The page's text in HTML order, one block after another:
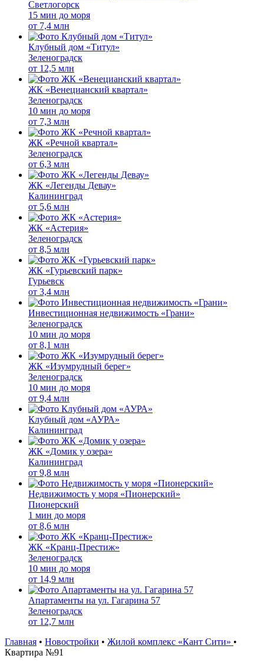
Светлогорск
15 мин до моря
от 7,4 млн
Клубный дом «Титул»
Зеленоградск
от 12,5 млн
ЖК «Венецианский квартал»
Зеленоградск
10 мин до моря
от 7,3 млн
ЖК «Речной квартал»
Зеленоградск
от 6,3 млн
ЖК «Легенды Девау»
Калининград
от 5,6 млн
ЖК «Астерия»
Зеленоградск
от 8,5 млн
ЖК «Гурьевский парк»
Гурьевск
от 3,4 млн
Инвестиционная недвижимость «Грани»
Зеленоградск
10 мин до моря
от 8,1 млн
ЖК «Изумрудный берег»
Зеленоградск
10 мин до моря
от 9,4 млн
Клубный дом «АУРА»
Калининград
ЖК «Домик у озера»
Калининград
от 9,8 млн
Недвижимость у моря «Пионерский»
Пионерский
1 мин до моря
от 8,6 млн
ЖК «Кранц-Престиж»
Зеленоградск
10 мин до моря
от 14,9 млн
Апартаменты на ул. Гагарина 57
Зеленоградск
от 12,7 млн
Главная • Новостройки • Жилой комплекс «Кант Сити» •
Квартира №91